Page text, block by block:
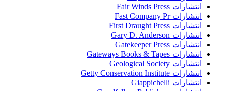
انتشارات Fair Winds Press
انتشارات Fast Company Pr
انتشارات First Draught Press
انتشارات Gary D. Anderson
انتشارات Gatekeeper Press
انتشارات Gateways Books & Tapes
انتشارات Geological Society
انتشارات Getty Conservation Institute
انتشارات Giappichelli